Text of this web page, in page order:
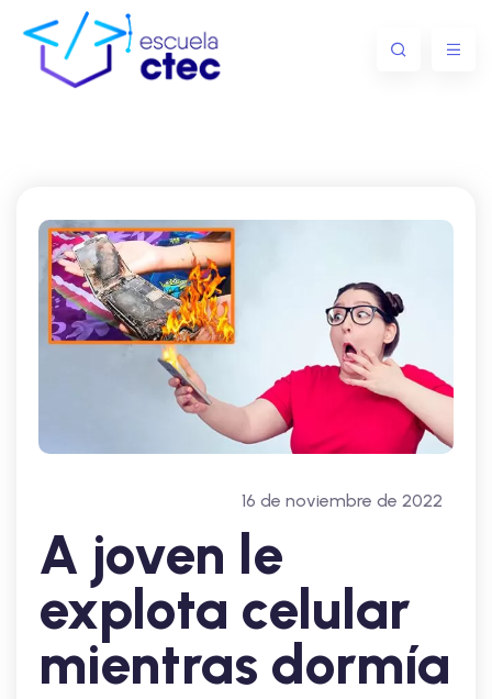
16 de noviembre de 2022
A joven le
explota celular
mientras dormía